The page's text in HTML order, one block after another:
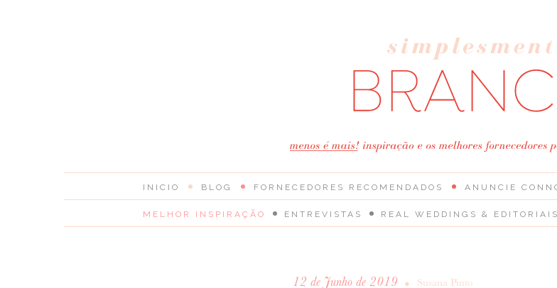
INICIO BLOG
MELHOR INSPIRAÇÃO ENTREVISTAS REAL WEDDINGS & EDITORIAIS
FORNECEDORES RECOMENDADOS ANUNCIE
12 de Junho de 2019 • Susana Pinto